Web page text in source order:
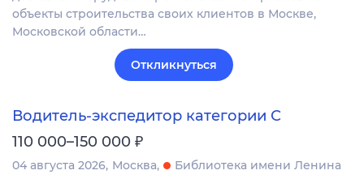
объекты строительства своих клиентов в Москве,
Московской области…
Откликнуться
Водитель-экспедитор категории С
110 000–150 000 ₽
04 августа 2026 Москва
Библиотека имени Ленина